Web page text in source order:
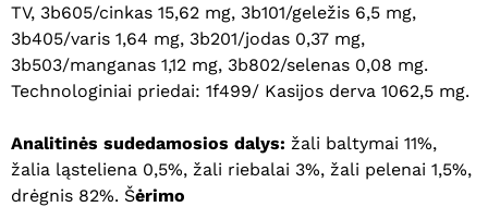
TV, 3b605/cinkas 15,62 mg, 3b101/geležis 6,5 mg,
3b405/varis 1,64 mg, 3b201/jodas 0,37 mg,
3b503/manganas 1,12 mg, 3b802/selenas 0,08 mg.
Technologiniai priedai: 1f499/ Kasijos derva 1062,5 mg.
Analitinės sudedamosios dalys: žali baltymai 11%,
žalia ląsteliena 0,5%, žali riebalai 3%, žali pelenai 1,5%,
drėgnis 82%. Šėrimo